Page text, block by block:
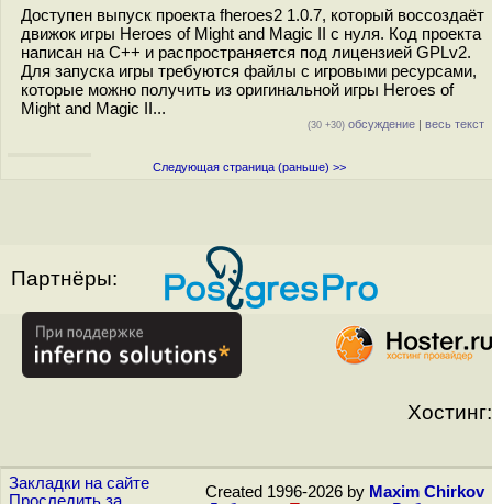
Доступен выпуск проекта fheroes2 1.0.7, который воссоздаёт
движок игры Heroes of Might and Magic II с нуля. Код проекта
написан на C++ и распространяется под лицензией GPLv2.
Для запуска игры требуются файлы с игровыми ресурсами,
которые можно получить из оригинальной игры Heroes of
Might and Magic II...
(30 +30) обсуждение | весь текст
Следующая страница (раньше) >>
Партнёры:
Хостинг:
Закладки на сайте
Created 1996-2026 by Maxim Chirkov